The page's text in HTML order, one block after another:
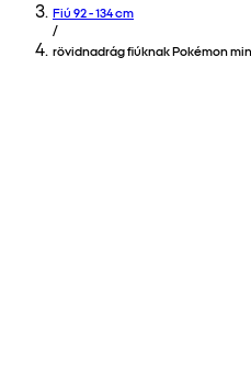
Fiú 92 - 134 cm
/
rövidnadrág fiúknak Pokémon